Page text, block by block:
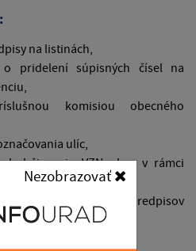
Nezobrazovať
na listinách,
o pridelení súpisných čísel na
komisiou obecného
ulíc,
VZN obce v rámci
VZN obce, noriem a predpisov